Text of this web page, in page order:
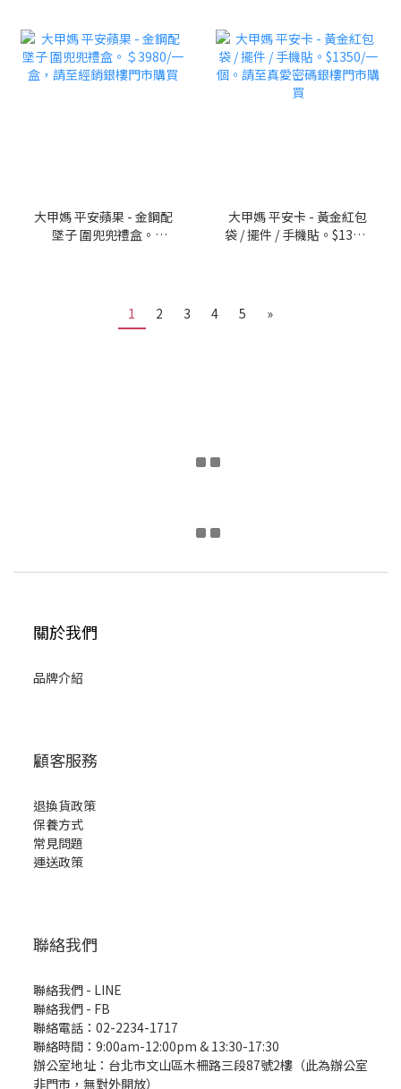
大甲媽 平安蘋果 - 金鋼配
墜子 圍兜兜禮盒。
大甲媽 平安卡 - 黃金紅包
袋 / 擺件 / 手機貼。$1350/
1 2 3 4 5 »
關於我們
品牌介紹
顧客服務
退換貨政策
保養方式
常見問題
運送政策
聯絡我們
聯絡我們 - LINE
聯絡我們 - FB
聯絡電話：02-2234-1717
聯絡時間：9:00am-12:00pm & 13:30-17:30
辦公室地址：台北市文山區木柵路三段87號2樓（此為辦公室
非門市，無對外開放）